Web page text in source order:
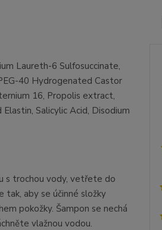
Laureth-6 Sulfosuccinate,
40 Hydrogenated Castor
16, Propolis extract,
Salicylic Acid, Disodium
s trochou vody, vetřete do
tak, aby se účinné složky
pokožky. Šampon se nechá
vlažnou vodou.